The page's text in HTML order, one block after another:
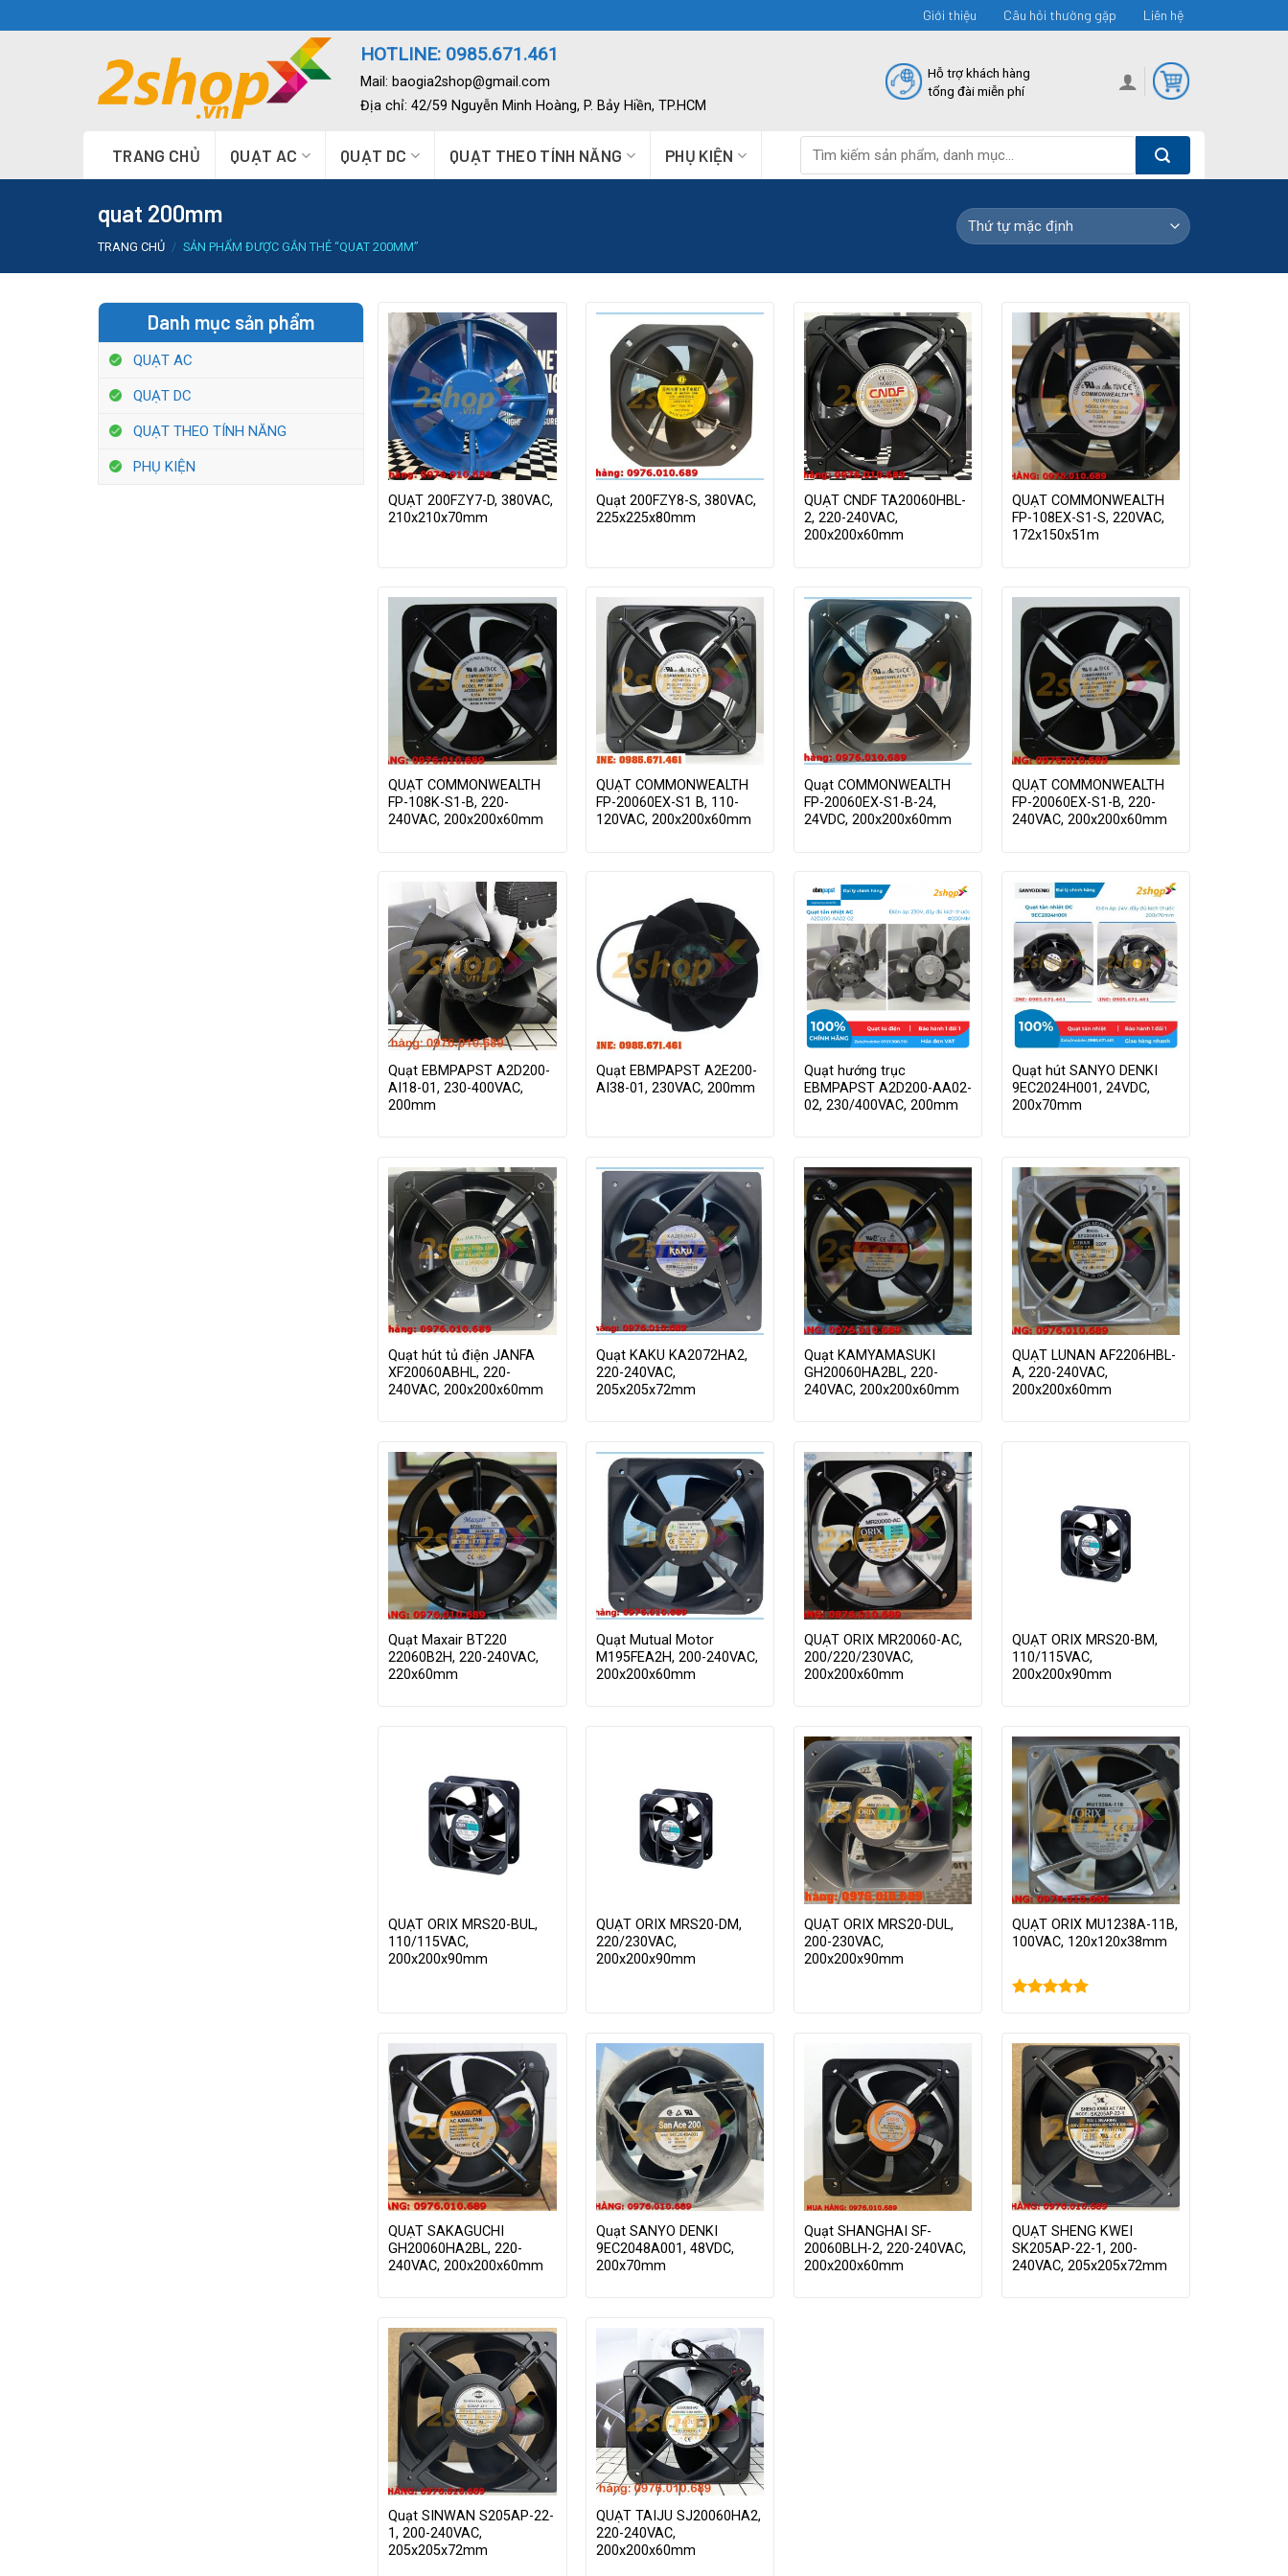
to
Giới thiệu Câu hỏi thường gặp Liên hệ
HOTLINE: 0985.671.461
Mail: baogia2shop@gmail.com
Địa chỉ: 42/59 Nguyễn Minh Hoàng, P. Bảy Hiền, TP.HCM
Hỗ trợ khách hàng
tổng đài miễn phí
TRANG CHỦ QUẠT AC QUẠT DC QUẠT THEO TÍNH NĂNG PHỤ KIỆN
kiếm:
quat 200mm
TRANG CHỦ / SẢN PHẨM ĐƯỢC GẮN THẺ “QUAT 200MM”
Danh mục sản phẩm
QUẠT AC
QUẠT DC
QUẠT THEO TÍNH NĂNG
PHỤ KIỆN
QUẠT 200FZY7-D, 380VAC,
210x210x70mm
Quạt 200FZY8-S, 380VAC,
225x225x80mm
QUẠT CNDF TA20060HBL-
2, 220-240VAC,
200x200x60mm
QUẠT COMMONWEALTH
FP-108EX-S1-S, 220VAC,
172x150x51m
QUẠT COMMONWEALTH
FP-108K-S1-B, 220-
240VAC, 200x200x60mm
QUẠT COMMONWEALTH
FP-20060EX-S1 B, 110-
120VAC, 200x200x60mm
Quạt COMMONWEALTH
FP-20060EX-S1-B-24,
24VDC, 200x200x60mm
QUẠT COMMONWEALTH
FP-20060EX-S1-B, 220-
240VAC, 200x200x60mm
Quạt EBMPAPST A2D200-
AI18-01, 230-400VAC,
200mm
Quạt EBMPAPST A2E200-
AI38-01, 230VAC, 200mm
Quạt hướng trục
EBMPAPST A2D200-AA02-
02, 230/400VAC, 200mm
Quạt hút SANYO DENKI
9EC2024H001, 24VDC,
200x70mm
Quạt hút tủ điện JANFA
XF20060ABHL, 220-
240VAC, 200x200x60mm
Quạt KAKU KA2072HA2,
220-240VAC,
205x205x72mm
Quạt KAMYAMASUKI
GH20060HA2BL, 220-
240VAC, 200x200x60mm
QUẠT LUNAN AF2206HBL-
A, 220-240VAC,
200x200x60mm
Quạt Maxair BT220
22060B2H, 220-240VAC,
220x60mm
Quạt Mutual Motor
M195FEA2H, 200-240VAC,
200x200x60mm
QUẠT ORIX MR20060-AC,
200/220/230VAC,
200x200x60mm
QUẠT ORIX MRS20-BM,
110/115VAC,
200x200x90mm
QUẠT ORIX MRS20-BUL,
110/115VAC,
200x200x90mm
QUẠT ORIX MRS20-DM,
220/230VAC,
200x200x90mm
QUẠT ORIX MRS20-DUL,
200-230VAC,
200x200x90mm
QUẠT ORIX MU1238A-11B,
100VAC, 120x120x38mm
QUẠT SAKAGUCHI
GH20060HA2BL, 220-
240VAC, 200x200x60mm
Quạt SANYO DENKI
9EC2048A001, 48VDC,
200x70mm
Quạt SHANGHAI SF-
20060BLH-2, 220-240VAC,
200x200x60mm
QUẠT SHENG KWEI
SK205AP-22-1, 200-
240VAC, 205x205x72mm
Quạt SINWAN S205AP-22-
1, 200-240VAC,
205x205x72mm
QUẠT TAIJU SJ20060HA2,
220-240VAC,
200x200x60mm